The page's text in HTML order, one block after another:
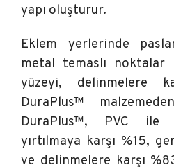
yapı oluşturur.
Eklem yerlerinde
metal temaslı noktalar
yüzeyi, delinmelere
DuraPlus™
DuraPlus™, PVC ile
yırtılmaya karşı %15,
ve delinmelere karşı